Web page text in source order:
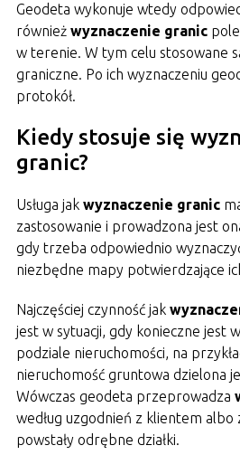
Geodeta wykonuje wtedy
również wyznaczenie granic
w terenie. W tym celu stosowane
graniczne. Po ich wyznaczeniu
protokół.
Kiedy stosuje się
granic?
Usługa jak wyznaczenie granic
zastosowanie i prowadzona jest
gdy trzeba odpowiednio
niezbędne mapy potwierdzające
Najczęściej czynność jak
jest w sytuacji, gdy konieczne jest
podziale nieruchomości, na
nieruchomość gruntowa dzielona
Wówczas geodeta przeprowadza
według uzgodnień z klientem albo
powstały odrębne działki.